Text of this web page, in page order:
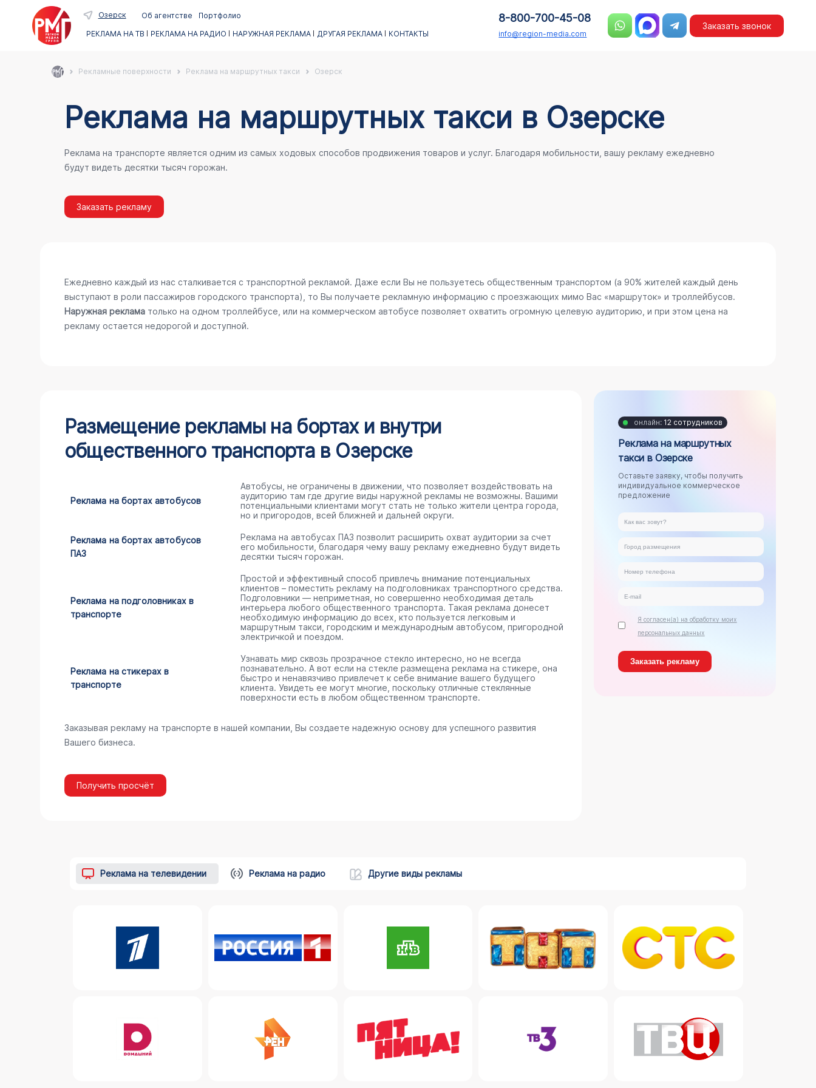
Озерск Об агентстве
Портфолио
РЕКЛАМА НА ТВ
РЕКЛАМА НА РАДИО НАРУЖНАЯ РЕКЛАМА ДРУГАЯ РЕКЛАМА КОНТАКТЫ
8-800-700-45-08
info@region-media.com
Заказать звонок
Рекламные поверхности Реклама на маршрутных такси Озерск
Реклама на маршрутных такси в Озерске
Реклама на транспорте является одним из самых ходовых способов продвижения товаров и услуг. Благодаря мобильности, вашу рекламу ежедневно
будут видеть десятки тысяч горожан.
Заказать рекламу
Ежедневно каждый из нас сталкивается с транспортной рекламой. Даже если Вы не пользуетесь общественным транспортом (а 90% жителей каждый день
выступают в роли пассажиров городского транспорта), то Вы получаете рекламную информацию с проезжающих мимо Вас «маршруток» и троллейбусов.
Наружная реклама только на одном троллейбусе, или на коммерческом автобусе позволяет охватить огромную целевую аудиторию, и при этом цена на
рекламу остается недорогой и доступной.
Размещение рекламы на бортах и внутри
общественного транспорта в Озерске
Реклама на бортах автобусов
Автобусы, не ограничены в движении, что позволяет воздействовать на
аудиторию там где другие виды наружной рекламы не возможны. Вашими
потенциальными клиентами могут стать не только жители центра города,
но и пригородов, всей ближней и дальней округи.
Реклама на бортах автобусов
ПАЗ
Реклама на автобусах ПАЗ позволит расширить охват аудитории за счет
его мобильности, благодаря чему вашу рекламу ежедневно будут видеть
десятки тысяч горожан.
Реклама на подголовниках в
транспорте
Простой и эффективный способ привлечь внимание потенциальных
клиентов – поместить рекламу на подголовниках транспортного средства.
Подголовники — неприметная, но совершенно необходимая деталь
интерьера любого общественного транспорта. Такая реклама донесет
необходимую информацию до всех, кто пользуется легковым и
маршрутным такси, городским и международным автобусом, пригородной
электричкой и поездом.
Реклама на стикерах в
транспорте
Узнавать мир сквозь прозрачное стекло интересно, но не всегда
познавательно. А вот если на стекле размещена реклама на стикере, она
быстро и ненавязчиво привлечет к себе внимание вашего будущего
клиента. Увидеть ее могут многие, поскольку отличные стеклянные
поверхности есть в любом общественном транспорте.
Заказывая рекламу на транспорте в нашей компании, Вы создаете надежную основу для успешного развития
Вашего бизнеса.
Получить просчёт
онлайн: 12 сотрудников
Реклама на маршрутных
такси в Озерске
Оставьте заявку, чтобы получить
индивидуальное коммерческое
предложение
Я согласен(а) на обработку моих
персональных данных
Реклама на телевидении Реклама на радио Другие виды рекламы